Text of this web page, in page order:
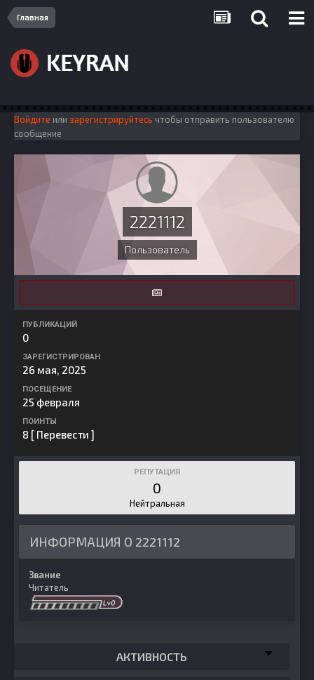
Главная
Войдите или зарегистрируйтесь чтобы отправить пользователю
сообщение
2221112
Пользователь
ПУБЛИКАЦИЙ
0
ЗАРЕГИСТРИРОВАН
26 мая, 2025
ПОСЕЩЕНИЕ
25 февраля
ПОИНТЫ
8 [ Перевести ]
РЕПУТАЦИЯ
0
Нейтральная
ИНФОРМАЦИЯ О 2221112
Звание
Читатель
АКТИВНОСТЬ